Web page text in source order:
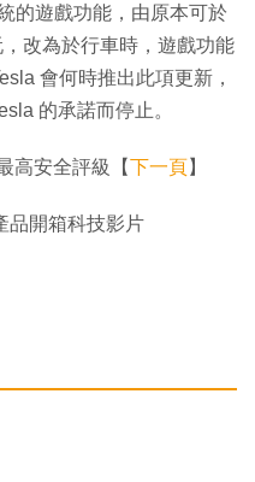
的遊戲功能，由原本可於
改為於行車時，遊戲功能
會何時推出此項更新，
的承諾而停止。
高安全評級【下一頁】
品開箱科技影片